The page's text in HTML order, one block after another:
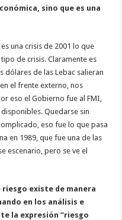
sino que es una
una crisis de 2001 lo que
de crisis. Claramente es
dólares de las Lebac salieran
el frente externo, nos
eso el Gobierno fue al FMI,
Quedarse sin
eso fue lo que pasa
en 1989, que fue una de las
escenario, pero se ve el
riesgo existe de manera
en los análisis e
la expresión “riesgo